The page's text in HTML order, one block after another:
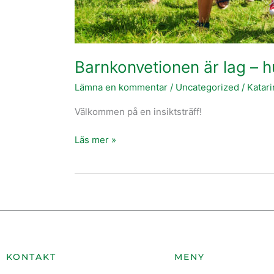
Barnkonvetionen är lag –
Lämna en kommentar / Uncategorized /
Välkommen på en insiktsträff!
Läs mer »
KONTAKT MENY